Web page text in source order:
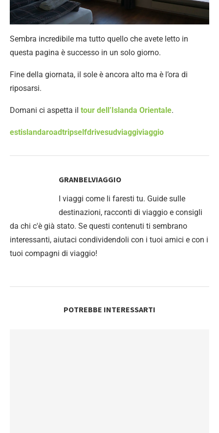
Sembra incredibile ma tutto quello che avete letto in
questa pagina è successo in un solo giorno.
Fine della giornata, il sole è ancora alto ma è l’ora di
riposarsi.
Domani ci aspetta il tour dell’Islanda Orientale.
estislandaroadtripselfdrivesudviaggiviaggio
GRANBELVIAGGIO
I viaggi come li faresti tu. Guide sulle
destinazioni, racconti di viaggio e consigli
da chi c'è già stato. Se questi contenuti ti sembrano
interessanti, aiutaci condividendoli con i tuoi amici e con i
tuoi compagni di viaggio!
POTREBBE INTERESSARTI